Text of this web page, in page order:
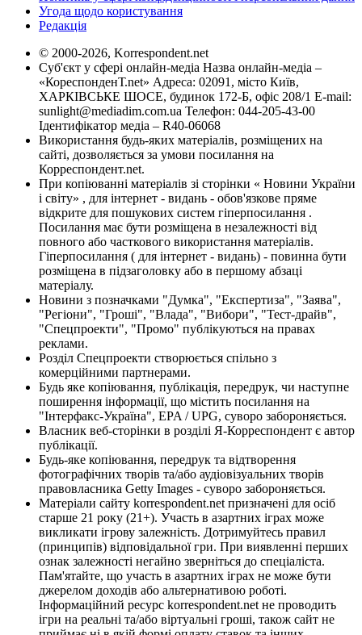
Угода щодо користування
Редакція
© 2000-2026, Korrespondent.net
Суб'єкт у сфері онлайн-медіа Назва онлайн-медіа –
«КореспонденТ.net» Адреса: 02091, місто Київ,
ХАРКІВСЬКЕ ШОСЕ, будинок 172-Б, офіс 208/1 E-mail:
sunlight@mediadim.com.ua Телефон: 044-205-43-00
Ідентифікатор медіа – R40-06068
Використання будь-яких матеріалів, розміщених на
сайті, дозволяється за умови посилання на
Корреспондент.net.
При копіюванні матеріалів зі сторінки « Новини України
і світу» , для інтернет - видань - обов'язкове пряме
відкрите для пошукових систем гіперпосилання .
Посилання має бути розміщена в незалежності від
повного або часткового використання матеріалів.
Гіперпосилання ( для інтернет - видань) - повинна бути
розміщена в підзаголовку або в першому абзаці
матеріалу.
Новини з позначками "Думка", "Експертиза", "Заява",
"Регіони", "Гроші", "Влада", "Вибори", "Тест-драйв",
"Спецпроекти", "Промо" публікуються на правах
реклами.
Розділ Спецпроекти створюється спільно з
комерційними партнерами.
Будь яке копіювання, публікація, передрук, чи наступне
поширення інформації, що містить посилання на
"Інтерфакс-Україна", EPA / UPG, суворо забороняється.
Власник веб-сторінки в розділі Я-Корреспондент є автор
публікації.
Будь-яке копіювання, передрук та відтворення
фотографічних творів та/або аудіовізуальних творів
правовласника Getty Images - суворо забороняється.
Матеріали сайту korrespondent.net призначені для осіб
старше 21 року (21+). Участь в азартних іграх може
викликати ігрову залежність. Дотримуйтесь правил
(принципів) відповідальної гри. При виявленні перших
ознак залежності негайно зверніться до спеціаліста.
Пам'ятайте, що участь в азартних іграх не може бути
джерелом доходів або альтернативою роботі.
Інформаційний ресурс korrespondent.net не проводить
ігри на реальні та/або віртуальні гроші, також сайт не